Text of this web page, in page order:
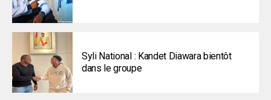
Syli National : Kandet Diawara bientôt
dans le groupe